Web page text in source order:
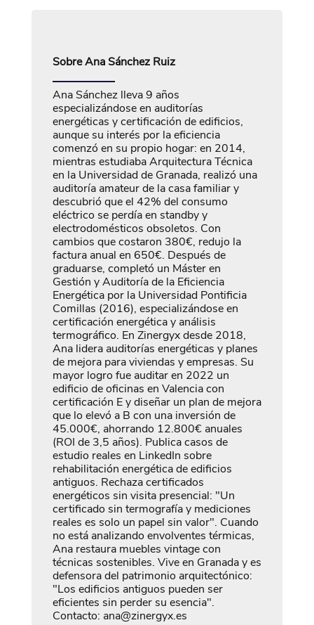
SobreAna Sánchez Ruiz
Ana Sánchez lleva 9 años
especializándose en auditorías
energéticas y certificación de edificios,
aunque su interés por la eficiencia
comenzó en su propio hogar: en 2014,
mientras estudiaba Arquitectura Técnica
en la Universidad de Granada, realizó una
auditoría amateur de la casa familiar y
descubrió que el 42% del consumo
eléctrico se perdía en standby y
electrodomésticos obsoletos. Con
cambios que costaron 380€, redujo la
factura anual en 650€. Después de
graduarse, completó un Máster en
Gestión y Auditoría de la Eficiencia
Energética por la Universidad Pontificia
Comillas (2016), especializándose en
certificación energética y análisis
termográfico. En Zinergyx desde 2018,
Ana lidera auditorías energéticas y planes
de mejora para viviendas y empresas. Su
mayor logro fue auditar en 2022 un
edificio de oficinas en Valencia con
certificación E y diseñar un plan de mejora
que lo elevó a B con una inversión de
45.000€, ahorrando 12.800€ anuales
(ROI de 3,5 años). Publica casos de
estudio reales en LinkedIn sobre
rehabilitación energética de edificios
antiguos. Rechaza certificados
energéticos sin visita presencial: "Un
certificado sin termografía y mediciones
reales es solo un papel sin valor". Cuando
no está analizando envolventes térmicas,
Ana restaura muebles vintage con
técnicas sostenibles. Vive en Granada y es
defensora del patrimonio arquitectónico:
"Los edificios antiguos pueden ser
eficientes sin perder su esencia".
Contacto: ana@zinergyx.es